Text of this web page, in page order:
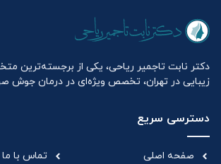
دکتر نابت تاجمیر ریاحی، یکی از برجسته‌ترین
زیبایی در تهران، تخصص ویژه‌ای در درمان جوش
دسترسی سریع
صفحه اصلی تماس با ما